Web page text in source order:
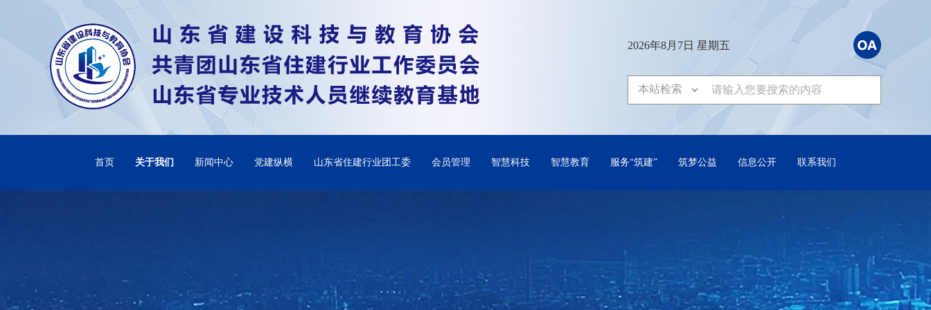
2026年8月7日 星期五
首页 关于我们 新闻中心 党建纵横 山东省住建行业团工委 会员管理 智慧科技 智慧教育 服务“筑建” 筑梦公益 信息公开 联系我们